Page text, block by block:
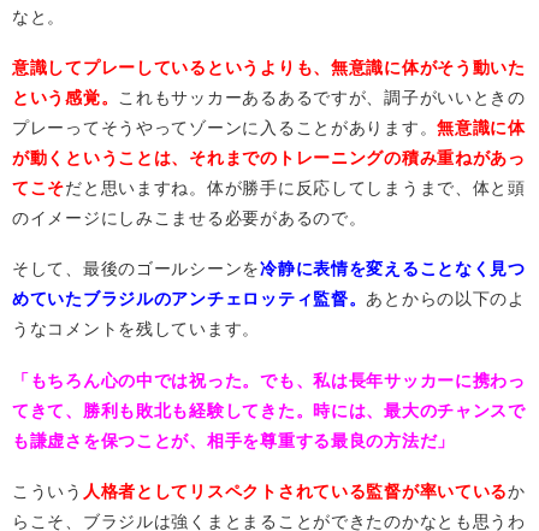
なと。
意識してプレーしているというよりも、無意識に体がそう動いた
という感覚。 これもサッカーあるあるですが、調子がいいときの
プレーってそうやってゾーンに入ることがあります。無意識に体
が動くということは、それまでのトレーニングの積み重ねがあっ
てこそだと思いますね。体が勝手に反応してしまうまで、体と頭
のイメージにしみこませる必要があるので。
そして、最後のゴールシーンを冷静に表情を変えることなく見つ
めていたブラジルのアンチェロッティ監督。あとからの以下のよ
うなコメントを残しています。
「もちろん心の中では祝った。でも、私は長年サッカーに携わっ
てきて、勝利も敗北も経験してきた。時には、最大のチャンスで
も謙虚さを保つことが、相手を尊重する最良の方法だ」
こういう 人格者としてリスペクトされている監督が率いているか
らこそ、ブラジルは強くまとまることができたのかなとも思うわ